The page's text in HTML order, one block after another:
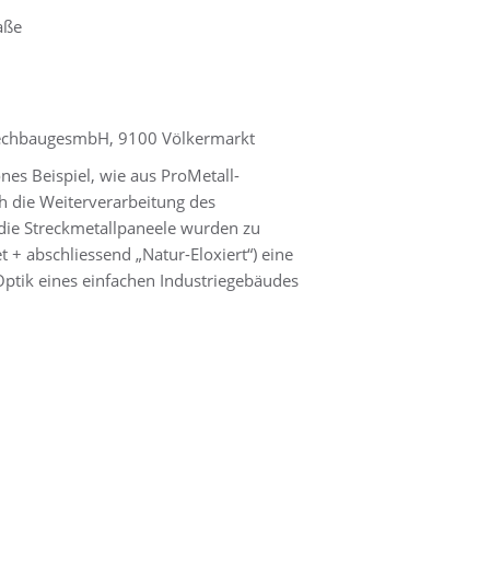
9100 Völkermarkt
Beispiel, wie aus ProMetall-
die Weiterverarbeitung des
Streckmetallpaneele wurden zu
+ abschliessend „Natur-Eloxiert“) eine
eines einfachen Industriegebäudes